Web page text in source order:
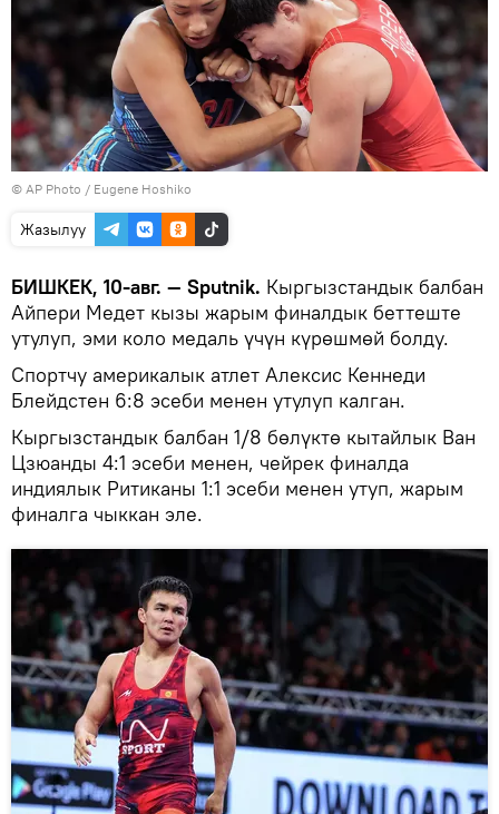
© AP Photo / Eugene Hoshiko
Жазылуу
БИШКЕК, 10-авг. — Sputnik. Кыргызстандык балбан
Айпери Медет кызы жарым финалдык беттеште
утулуп, эми коло медаль үчүн күрөшмөй болду.
Спортчу америкалык атлет Алексис Кеннеди
Блейдстен 6:8 эсеби менен утулуп калган.
Кыргызстандык балбан 1/8 бөлүктө кытайлык Ван
Цзюанды 4:1 эсеби менен, чейрек финалда
индиялык Ритиканы 1:1 эсеби менен утуп, жарым
финалга чыккан эле.